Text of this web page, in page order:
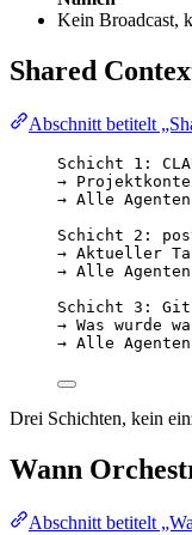
Kein Broadcast,
Shared
Abschnitt betitelt
Schicht 1:
→
→ Alle
Schicht 2:
→ Aktueller
→ Alle
Schicht 3:
→ Was wurde
→ Alle
Drei Schichten, kein
Wann
Abschnitt betitelt